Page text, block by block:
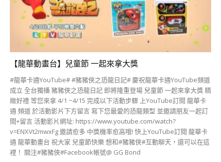
【龍華動畫台】兒童節 一起來拿大獎
#龍華卡通YouTube# #豬豬俠之恐龍日記# 慶祝龍華卡通YouTube頻道
成立 全台獨播 豬豬俠之恐龍日記 即將隆重登場 兒童節 一起來拿大獎 精
緻好禮 等您來拿 4/1 ~4/15 完成以下活動步驟 上YouTube訂閱 龍華卡
通 頻道 於活動影片下方留言 寫下您最愛的恐龍類型 並邀請朋友一起訂
閱+留言 活動影片網址: https://www.youtube.com/watch?
v=ENXVt2mwxFg 邀請愈多 中獎機率愈高哦! 快上YouTube訂閱 龍華卡
通 龍華動畫台 祝大家 兒童節快樂 想和#豬豬俠#互動聊天，還可以在這
裡！ 關注#豬豬俠#Facebook帳號@ GG Bond